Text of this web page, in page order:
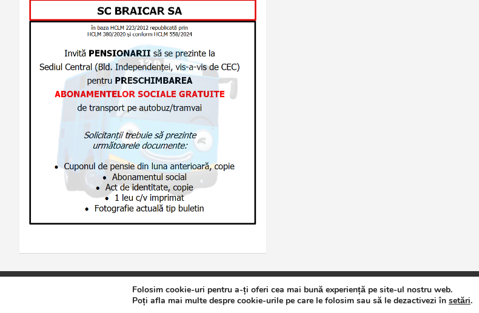
Jurnalul de Brăila Politică de confidențialitate Theme by:Theme Horse Proudly Powered by:
Folosim cookie-uri pentru a-ți oferi cea mai bună experiență pe site-ul nostru web.
Poți afla mai multe despre cookie-urile pe care le folosim sau să le dezactivezi în setări.